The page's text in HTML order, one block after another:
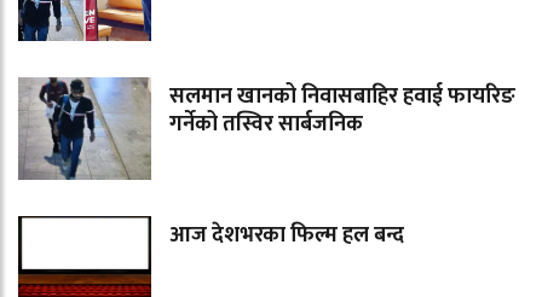
सलमान खानको निवासबाहिर हवाई फायरिङ
गर्नेको तस्विर सार्बजनिक
आज देशभरका फिल्म हल बन्द